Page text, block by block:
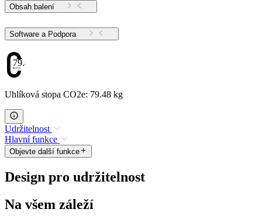
Obsah balení
Software a Podpora
79.48
Uhlíková stopa CO2e: 79.48 kg
Udržitelnost
Hlavní funkce
Objevte další funkce
Design pro udržitelnost
Na všem záleží